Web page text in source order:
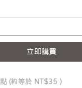
立即購買
點 (約等於 NT$35 )